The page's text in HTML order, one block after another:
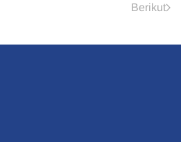
Berikut